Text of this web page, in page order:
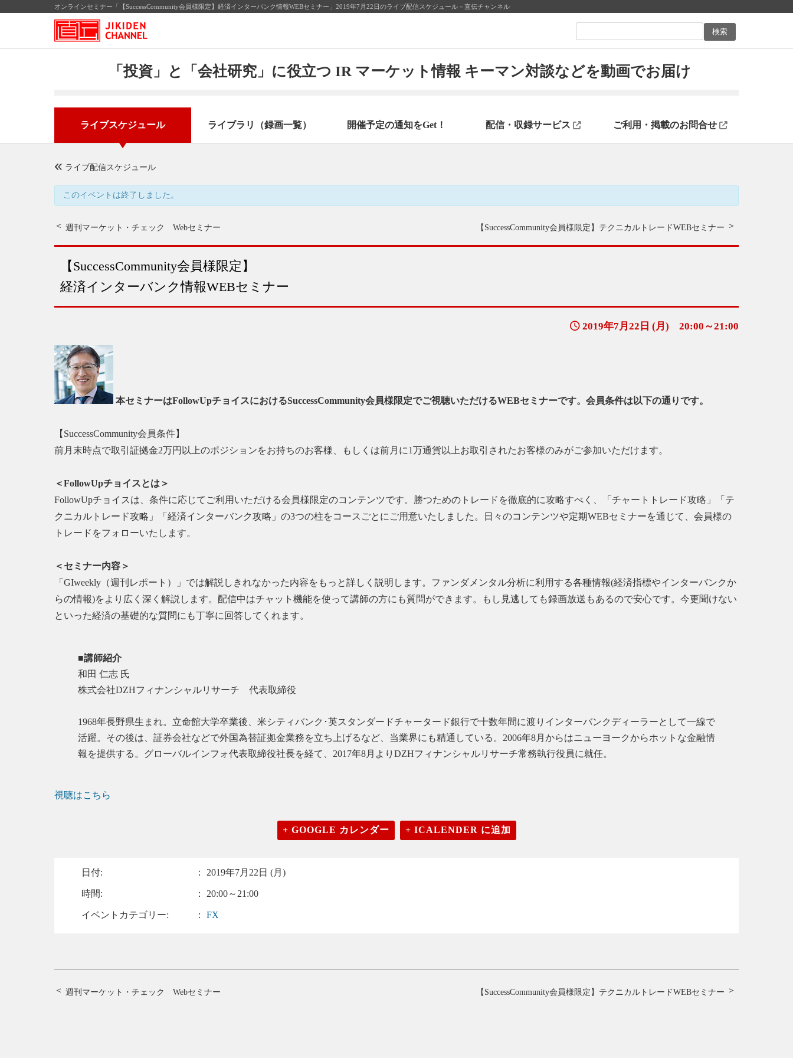
オンラインセミナー「【SuccessCommunity会員様限定】経済インターバンク情報WEBセミナー」2019年7月22日のライブ配信スケジュール－直伝チャンネル
「投資」と「会社研究」に役立つ IR マーケット情報 キーマン対談などを動画でお届け
ライブスケジュール ライブラリ（録画一覧） 開催予定の通知をGet！ 配信・収録サービス ご利用・掲載のお問合せ
ライブ配信スケジュール
このイベントは終了しました。
週刊マーケット・チェック Webセミナー 【SuccessCommunity会員様限定】 テクニカルトレードWEBセミナー
【SuccessCommunity会員様限定】
経済インターバンク情報WEBセミナー
2019年7月22日 (月) 20:00～21:00
本セミナーはFollowUpチョイスにおけるSuccessCommunity会員様限定でご視聴いただけるWEBセミナーです。会員条件は以下の通りです。
【SuccessCommunity会員条件】
前月末時点で取引証拠金2万円以上のポジションをお持ちのお客様、もしくは前月に1万通貨以上お取引されたお客様のみがご参加いただけます。
＜FollowUpチョイスとは＞
FollowUpチョイスは、条件に応じてご利用いただける会員様限定のコンテンツです。勝つためのトレードを徹底的に攻略すべく、「チャートトレード攻略」「テ
クニカルトレード攻略」「経済インターバンク攻略」の3つの柱をコースごとにご用意いたしました。日々のコンテンツや定期WEBセミナーを通じて、会員様の
トレードをフォローいたします。
＜セミナー内容＞
「GIweekly（週刊レポート）」では解説しきれなかった内容をもっと詳しく説明します。ファンダメンタル分析に利用する各種情報(経済指標やインターバンクか
らの情報)をより広く深く解説します。配信中はチャット機能を使って講師の方にも質問ができます。もし見逃しても録画放送もあるので安心です。今更聞けない
といった経済の基礎的な質問にも丁寧に回答してくれます。
■講師紹介
和田 仁志 氏
株式会社DZHフィナンシャルリサーチ 代表取締役
1968年長野県生まれ。立命館大学卒業後、米シティバンク･英スタンダードチャータード銀行で十数年間に渡りインターバンクディーラーとして一線で
活躍。その後は、証券会社などで外国為替証拠金業務を立ち上げるなど、当業界にも精通している。2006年8月からはニューヨークからホットな金融情
報を提供する。グローバルインフォ代表取締役社長を経て、2017年8月よりDZHフィナンシャルリサーチ常務執行役員に就任。
視聴はこちら
+ GOOGLE カレンダー + ICALENDER に追加
日付: ： 2019年7月22日 (月)
時間: ： 20:00～21:00
イベントカテゴリー: ：FX
週刊マーケット・チェック Webセミナー 【SuccessCommunity会員様限定】 テクニカルトレードWEBセミナー